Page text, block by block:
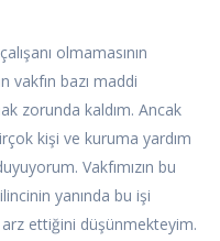
olmamasının
vakfın bazı maddi
zorunda kaldım. Ancak
kişi ve kuruma yardım
Vakfımızın bu
yanında bu işi
ettiğini düşünmekteyim.